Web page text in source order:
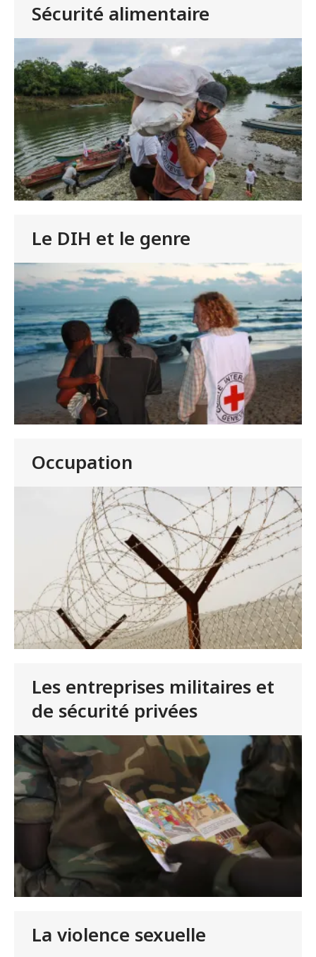
Sécurité alimentaire
Le DIH et le genre
Occupation
Les entreprises militaires et
de sécurité privées
La violence sexuelle